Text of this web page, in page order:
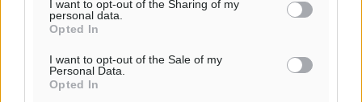
I want to opt-out of the Sharing of my
personal data.
Opted In
I want to opt-out of the Sale of my
Personal Data.
Opted In